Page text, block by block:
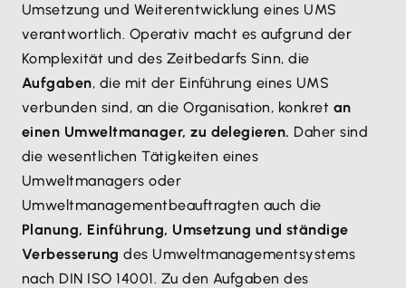
Umsetzung und Weiterentwicklung eines UMS
verantwortlich. Operativ macht es aufgrund der
Komplexität und des Zeitbedarfs Sinn, die
Aufgaben, die mit der Einführung eines UMS
verbunden sind, an die Organisation, konkret an
einen Umweltmanager, zu delegieren. Daher sind
die wesentlichen Tätigkeiten eines
Umweltmanagers oder
Umweltmanagementbeauftragten auch die
Planung, Einführung, Umsetzung und ständige
Verbesserungdes Umweltmanagementsystems
nach DIN ISO 14001. Zu den Aufgaben des